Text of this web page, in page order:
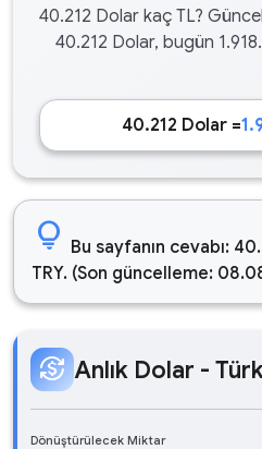
40.212 Dolar kaç TL?
40.212 Dolar, bugün
40.212 Dolar =
lightbulb Bu sayfanın cevabı:
TRY. (Son güncelleme:
currency_exchange Anlık Dolar -
Dönüştürülecek Miktar